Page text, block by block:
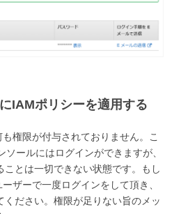
IAMポリシーを適用する
権限が付与されておりません。こ
ールにはログインができますが、
とは一切できない状態です。もし
ザーで一度ログインをして頂き、
ださい。権限が足りない旨のメッ